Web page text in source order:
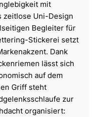
mit
zeitlose Uni-Design
Begleiter für
Stickerei setzt
Dank
lässt sich
auf dem
Griff steht
zur
organisiert: